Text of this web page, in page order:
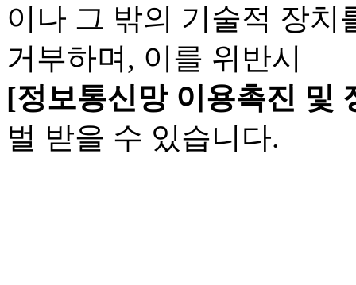
이나 그 밖의 기술적 장치
거부하며, 이를 위반시
[정보통신망 이용촉진 및
벌 받을 수 있습니다.